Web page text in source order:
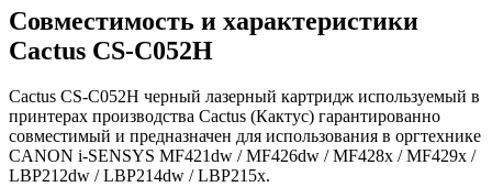
Совместимость и характеристики
Cactus CS-C052H
Cactus CS-C052H черный лазерный картридж используемый в
принтерах производства Cactus (Кактус) гарантированно
совместимый и предназначен для использования в оргтехнике
CANON i-SENSYS MF421dw / MF426dw / MF428x / MF429x /
LBP212dw / LBP214dw / LBP215x.